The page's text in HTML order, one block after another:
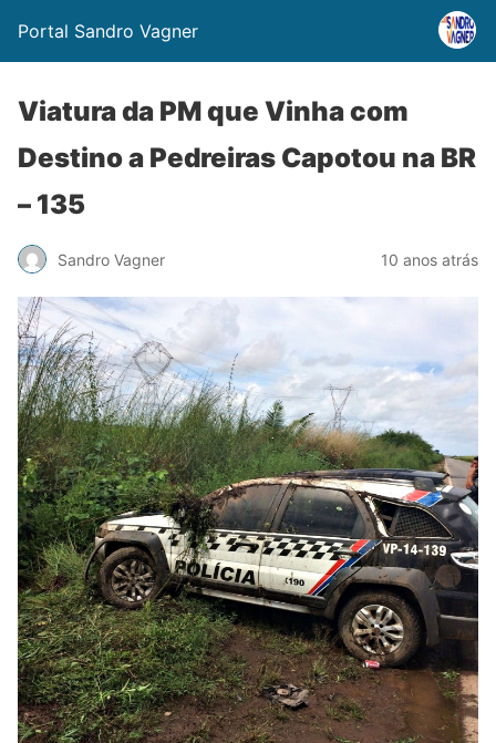
Portal Sandro Vagner
Viatura da PM que Vinha com
Destino a Pedreiras Capotou na BR
– 135
Sandro Vagner 10 anos atrás